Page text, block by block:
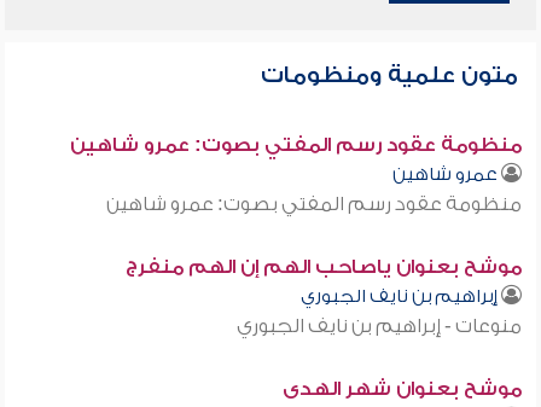
متون علمية ومنظومات
منظومة عقود رسم المفتي بصوت: عمرو شاهين
عمرو شاهين
منظومة عقود رسم المفتي بصوت: عمرو شاهين
موشح بعنوان ياصاحب الهم إن الهم منفرج
إبراهيم بن نايف الجبوري
منوعات - إبراهيم بن نايف الجبوري
موشح بعنوان شهر الهدى